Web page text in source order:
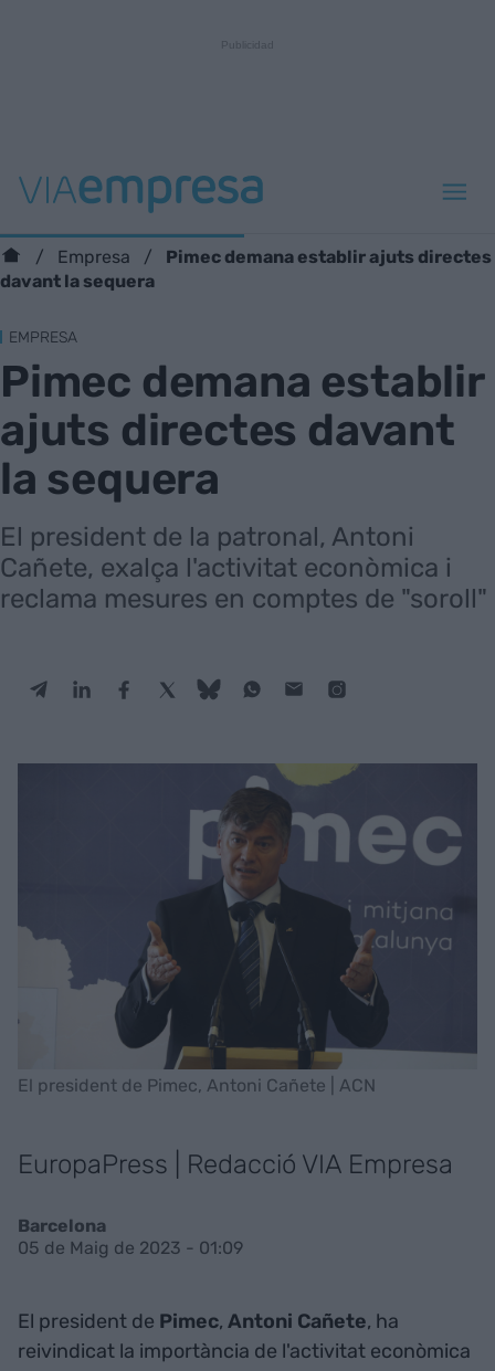
Empresa
Pimec demana establir ajuts directes
davant la sequera
EMPRESA
Pimec demana establir
ajuts directes davant
la sequera
El president de la patronal, Antoni
Cañete, exalça l'activitat econòmica i
reclama mesures en comptes de "soroll"
El president de Pimec, Antoni Cañete | ACN
EuropaPress | Redacció VIA Empresa
Barcelona
05 de Maig de 2023 - 01:09
El president de Pimec, Antoni Cañete, ha
reivindicat la importància de l'activitat econòmica